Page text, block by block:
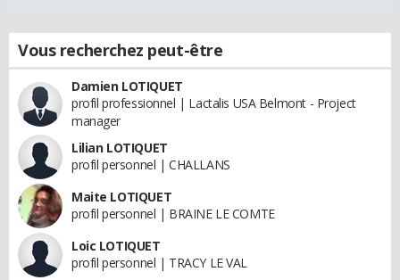
Vous recherchez peut-être
Damien LOTIQUET
profil professionnel | Lactalis USA Belmont - Project
manager
Lilian LOTIQUET
profil personnel | CHALLANS
Maite LOTIQUET
profil personnel | BRAINE LE COMTE
Loic LOTIQUET
profil personnel | TRACY LE VAL